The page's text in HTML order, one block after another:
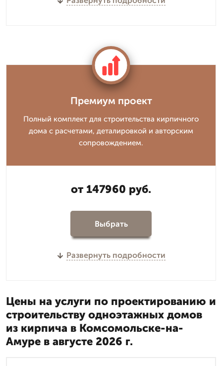
Премиум проект
Полный комплект для строительства кирпичного
дома с расчетами, деталировкой и авторским
сопровождением.
от 147960 руб.
Выбрать
Развернуть подробности
Цены на услуги по проектированию и
строительству одноэтажных домов
из кирпича в Комсомольске-на-
Амуре в августе 2026 г.